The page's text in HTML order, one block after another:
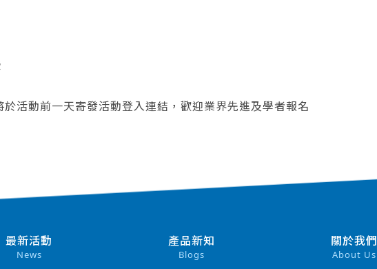
活動前一天寄發活動登入連結，歡迎業界先進及學者報名
最新活動
News
產品新知
Blogs
關於我們
About Us